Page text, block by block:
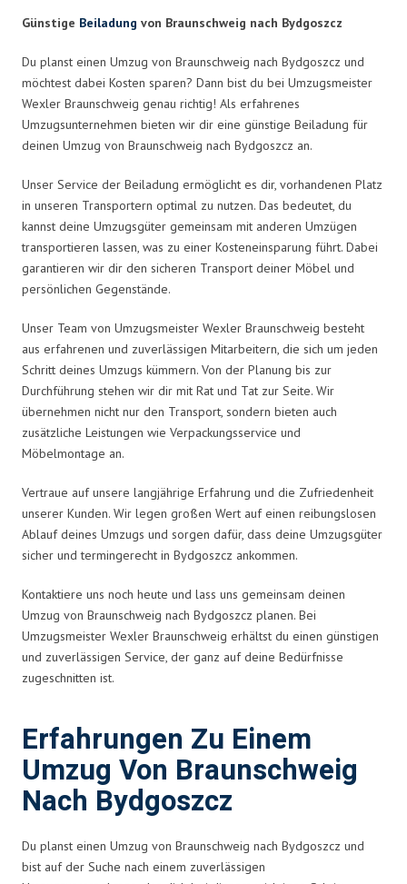
Günstige Beiladung von Braunschweig nach Bydgoszcz
Du planst einen Umzug von Braunschweig nach Bydgoszcz und
möchtest dabei Kosten sparen? Dann bist du bei Umzugsmeister
Wexler Braunschweig genau richtig! Als erfahrenes
Umzugsunternehmen bieten wir dir eine günstige Beiladung für
deinen Umzug von Braunschweig nach Bydgoszcz an.
Unser Service der Beiladung ermöglicht es dir, vorhandenen Platz
in unseren Transportern optimal zu nutzen. Das bedeutet, du
kannst deine Umzugsgüter gemeinsam mit anderen Umzügen
transportieren lassen, was zu einer Kosteneinsparung führt. Dabei
garantieren wir dir den sicheren Transport deiner Möbel und
persönlichen Gegenstände.
Unser Team von Umzugsmeister Wexler Braunschweig besteht
aus erfahrenen und zuverlässigen Mitarbeitern, die sich um jeden
Schritt deines Umzugs kümmern. Von der Planung bis zur
Durchführung stehen wir dir mit Rat und Tat zur Seite. Wir
übernehmen nicht nur den Transport, sondern bieten auch
zusätzliche Leistungen wie Verpackungsservice und
Möbelmontage an.
Vertraue auf unsere langjährige Erfahrung und die Zufriedenheit
unserer Kunden. Wir legen großen Wert auf einen reibungslosen
Ablauf deines Umzugs und sorgen dafür, dass deine Umzugsgüter
sicher und termingerecht in Bydgoszcz ankommen.
Kontaktiere uns noch heute und lass uns gemeinsam deinen
Umzug von Braunschweig nach Bydgoszcz planen. Bei
Umzugsmeister Wexler Braunschweig erhältst du einen günstigen
und zuverlässigen Service, der ganz auf deine Bedürfnisse
zugeschnitten ist.
Erfahrungen Zu Einem
Umzug Von Braunschweig
Nach Bydgoszcz
Du planst einen Umzug von Braunschweig nach Bydgoszcz und
bist auf der Suche nach einem zuverlässigen